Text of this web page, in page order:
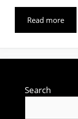
Read more
Search